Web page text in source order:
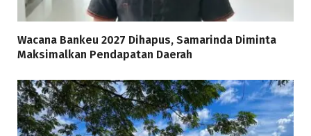
Wacana Bankeu 2027 Dihapus, Samarinda Diminta
Maksimalkan Pendapatan Daerah